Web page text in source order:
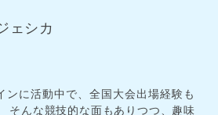
ェシカ
ンに活動中で、全国大会出場経験も
そんな競技的な面もありつつ、趣味